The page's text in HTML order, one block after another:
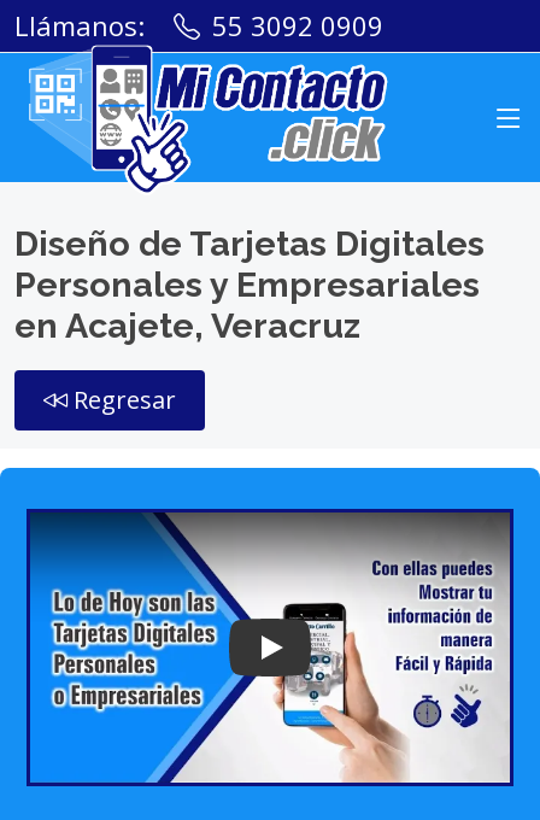
Llámanos: 55 3092 0909
Diseño de Tarjetas Digitales
Personales y Empresariales
en Acajete, Veracruz
Regresar
Play: Keynote (Google I/O '18)